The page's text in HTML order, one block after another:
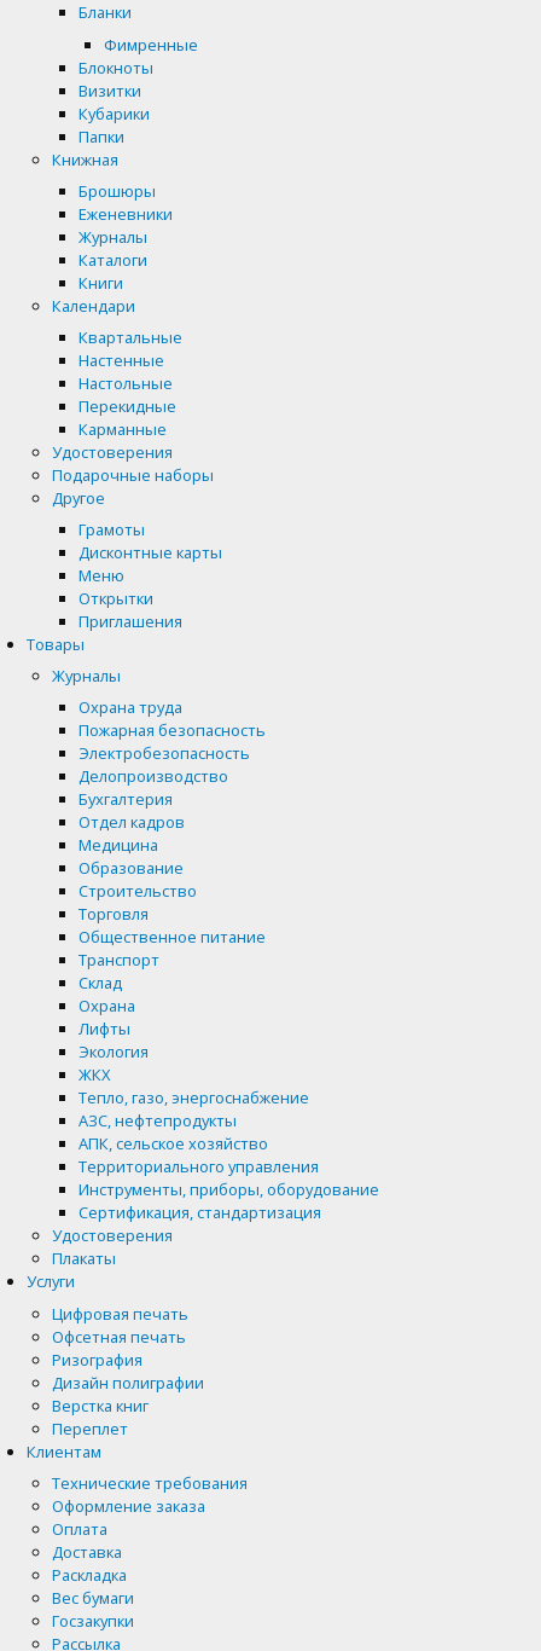
Бланки
Фимренные
Блокноты
Визитки
Кубарики
Папки
Книжная
Брошюры
Еженевники
Журналы
Каталоги
Книги
Календари
Квартальные
Настенные
Настольные
Перекидные
Карманные
Удостоверения
Подарочные наборы
Другое
Грамоты
Дисконтные карты
Меню
Открытки
Приглашения
Товары
Журналы
Охрана труда
Пожарная безопасность
Электробезопасность
Делопроизводство
Бухгалтерия
Отдел кадров
Медицина
Образование
Строительство
Торговля
Общественное питание
Транспорт
Склад
Охрана
Лифты
Экология
ЖКХ
Тепло, газо, энергоснабжение
АЗС, нефтепродукты
АПК, сельское хозяйство
Территориального управления
Инструменты, приборы, оборудование
Сертификация, стандартизация
Удостоверения
Плакаты
Услуги
Цифровая печать
Офсетная печать
Ризография
Дизайн полиграфии
Верстка книг
Переплет
Клиентам
Технические требования
Оформление заказа
Оплата
Доставка
Раскладка
Вес бумаги
Госзакупки
Рассылка